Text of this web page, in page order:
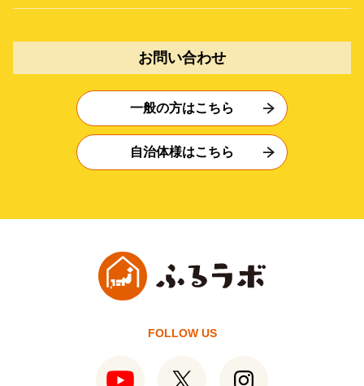
お問い合わせ
一般の方はこちら
自治体様はこちら
FOLLOW US